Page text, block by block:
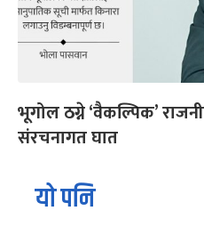
भूगोल ठग्ने ‘वैकल्पिक’
संरचनागत घात
यो पनि